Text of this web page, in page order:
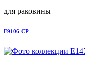
для раковины
E9106-CP